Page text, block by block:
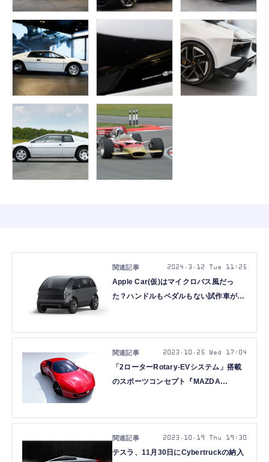
Apple Car(仮)はマイクロバス風だっ
た？ハンドルもペダルもない試作車があ
2024.3.12 Tue 11:25
「2ローターRotary-EVシステム」搭載
のスポーツコンセプト『MAZDA
2023.10.25 Wed 17:04
テスラ、11月30日にCybertruckの納入
2023.10.19 Thu 19:30